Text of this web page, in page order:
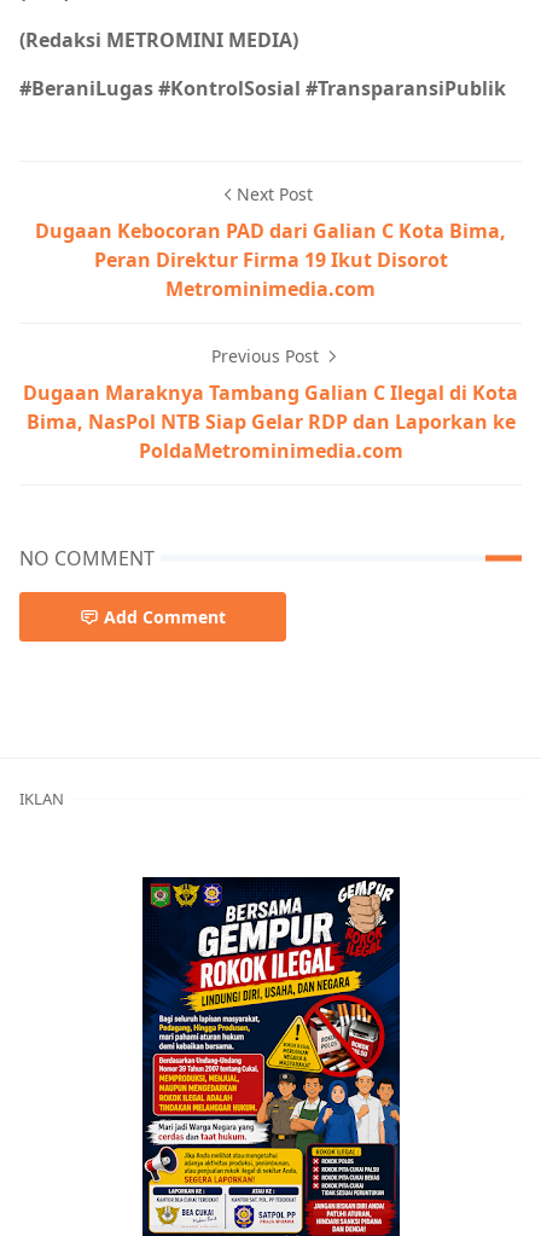
(Redaksi METROMINI MEDIA)
#BeraniLugas #KontrolSosial #TransparansiPublik
Next Post
Dugaan Kebocoran PAD dari Galian C Kota Bima,
Peran Direktur Firma 19 Ikut Disorot
Metrominimedia.com
Previous Post
Dugaan Maraknya Tambang Galian C Ilegal di Kota
Bima, NasPol NTB Siap Gelar RDP dan Laporkan ke
PoldaMetrominimedia.com
NO COMMENT
Add Comment
IKLAN